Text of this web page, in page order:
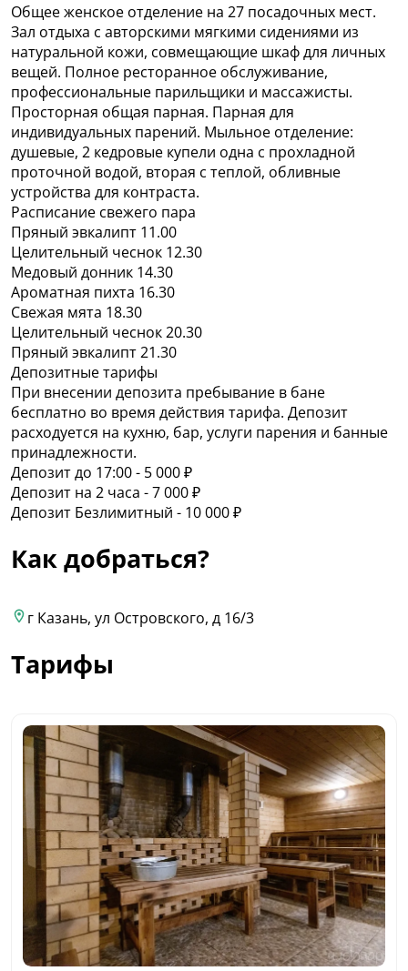
Общее женское отделение на 27 посадочных мест.
Зал отдыха с авторскими мягкими сидениями из
натуральной кожи, совмещающие шкаф для личных
вещей. Полное ресторанное обслуживание,
профессиональные парильщики и массажисты.
Просторная общая парная. Парная для
индивидуальных парений. Мыльное отделение:
душевые, 2 кедровые купели одна с прохладной
проточной водой, вторая с теплой, обливные
устройства для контраста.
Расписание свежего пара
Пряный эвкалипт 11.00
Целительный чеснок 12.30
Медовый донник 14.30
Ароматная пихта 16.30
Свежая мята 18.30
Целительный чеснок 20.30
Пряный эвкалипт 21.30
Депозитные тарифы
При внесении депозита пребывание в бане
бесплатно во время действия тарифа. Депозит
расходуется на кухню, бар, услуги парения и банные
принадлежности.
Депозит до 17:00 - 5 000 ₽
Депозит на 2 часа - 7 000 ₽
Депозит Безлимитный - 10 000 ₽
Как добраться?
г Казань, ул Островского, д 16/3
Тарифы